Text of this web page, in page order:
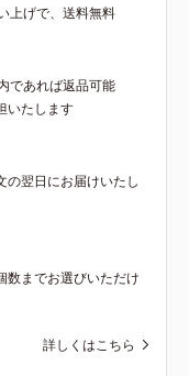
上げで、送料無料
であれば返品可能
いたします
の翌日にお届けいたし
数までお選びいただけ
詳しくはこちら